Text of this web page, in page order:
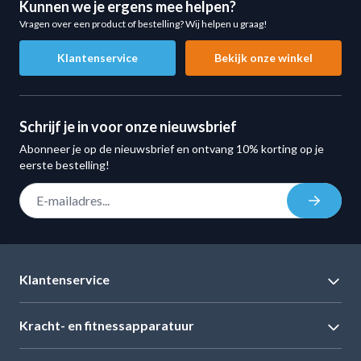
montage-instructies
Technische specificaties MP966 Opbergmeubel
Hieronder vind je alle belangrijke specificaties van het
Eigenschap
Specificatie
Hoogte
168 cm
Breedte
202 cm (258 cm inclusief zijbeugels)
Diepte
Kleur
Montage
Zelfbouw (geleverd in 5 dozen)
Slim ontworpen voor elke fitnessruimte
Het MP966 opbergmeubel is ontworpen om perfect in
Kunnen we je ergens mee helpen?
Vragen over een product of bestelling? Wij helpen u graag!
Klantenservice Bekijk onze winkel
Schrijf je in voor onze nieuwsbrief
Abonneer je op de nieuwsbrief en ontvang 10% korting op je
eerste bestelling!
Klantenservice
Kracht- en fitnessapparatuur